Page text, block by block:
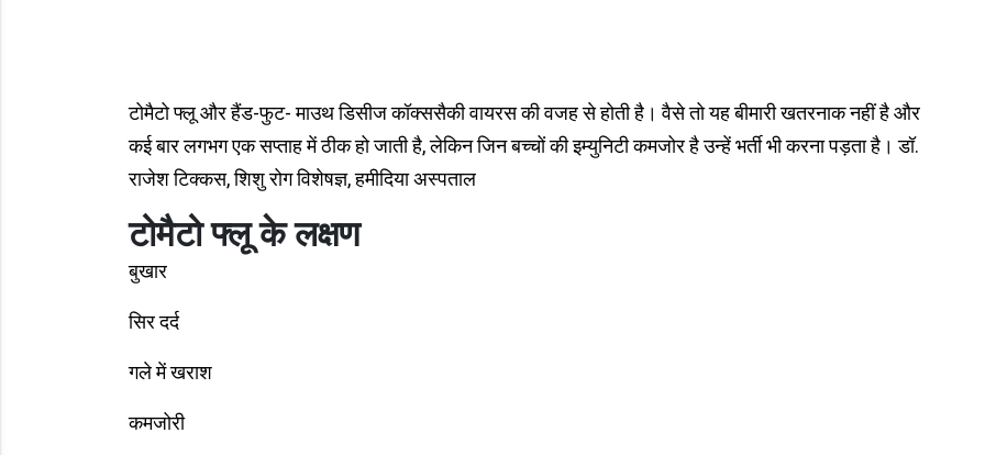
टोमैटो फ्लू और हैंड-फुट- माउथ डिसीज कॉक्ससैकी वायरस की वजह से होती है। वैसे तो यह बीमारी खतरनाक नहीं है और
कई बार लगभग एक सप्ताह में ठीक हो जाती है, लेकिन जिन बच्चों की इम्युनिटी कमजोर है उन्हें भर्ती भी करना पड़ता है। डॉ.
राजेश टिक्कस, शिशु रोग विशेषज्ञ, हमीदिया अस्पताल
टोमैटो फ्लू के लक्षण
बुखार
सिर दर्द
गले में खराश
कमजोरी